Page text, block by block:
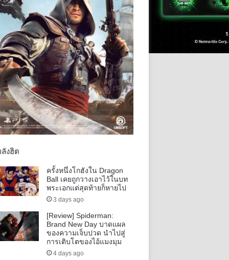
ลังฮิต
ครั้งหนึ่งโกฮังใน Dragon
Ball เคยถูกวางเอาไว้ในบท
พระเอกแต่สุดท้ายก็หายไป
3 days ago
[Review] Spiderman:
Brand New Day บาดแผล
ของความเจ็บปวด นำไปสู่
การเติบโตของไอ้แมงมุม
4 days ago